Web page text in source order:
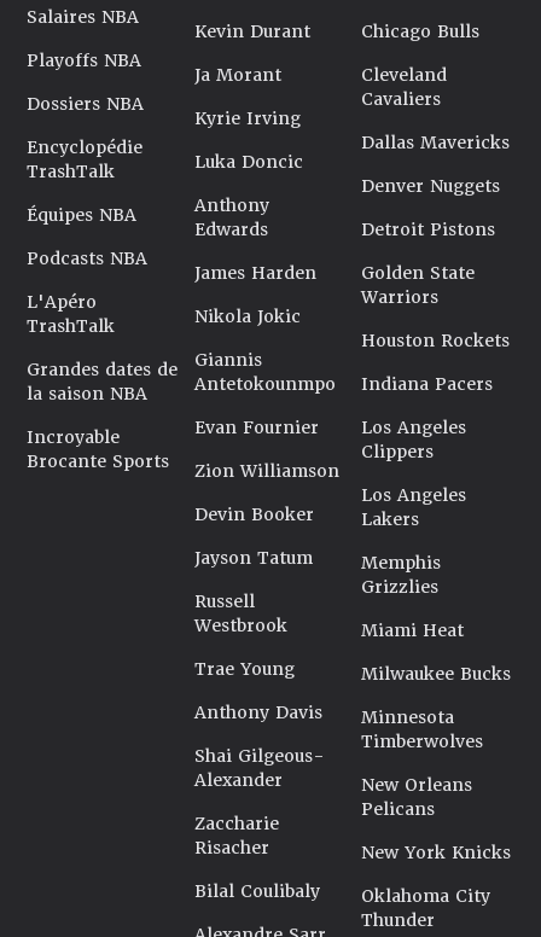
Salaires NBA
Playoffs NBA
Dossiers NBA
Encyclopédie
TrashTalk
Équipes NBA
Podcasts NBA
L'Apéro
TrashTalk
Grandes dates de
la saison NBA
Incroyable
Brocante Sports
Kevin Durant
Ja Morant
Kyrie Irving
Luka Doncic
Anthony
Edwards
James Harden
Nikola Jokic
Giannis
Antetokounmpo
Evan Fournier
Zion Williamson
Devin Booker
Jayson Tatum
Russell
Westbrook
Trae Young
Anthony Davis
Shai Gilgeous-
Alexander
Zaccharie
Risacher
Bilal Coulibaly
Chicago Bulls
Cleveland
Cavaliers
Dallas Mavericks
Denver Nuggets
Detroit Pistons
Golden State
Warriors
Houston Rockets
Indiana Pacers
Los Angeles
Clippers
Los Angeles
Lakers
Memphis
Grizzlies
Miami Heat
Milwaukee Bucks
Minnesota
Timberwolves
New Orleans
Pelicans
New York Knicks
Oklahoma City
Thunder